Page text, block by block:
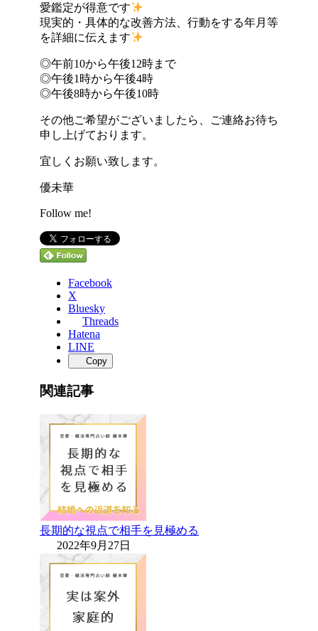
愛鑑定が得意です
現実的・具体的な改善方法、行動をする年月等
を詳細に伝えます
◎午前10から午後12時まで
◎午後1時から午後4時
◎午後8時から午後10時
その他ご希望がございましたら、ご連絡お待ち
申し上げております。
宜しくお願い致します。
優未華
Follow me!
Facebook
X
Bluesky
Threads
Hatena
LINE
Copy
関連記事
長期的な視点で相手を見極める
2022年9月27日